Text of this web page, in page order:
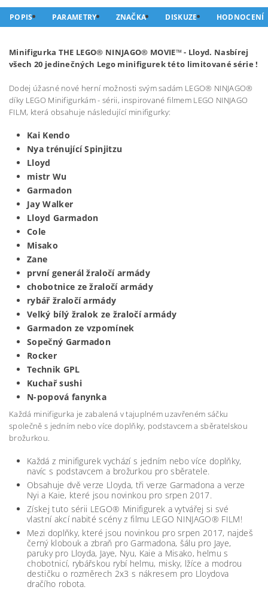
POPIS PARAMETRY ZNAČKA DISKUZE HODNOCENÍ
Minifigurka THE LEGO® NINJAGO® MOVIE™ - Lloyd. Nasbírej
všech 20 jedinečných Lego minifigurek této limitované série !
Dodej úžasné nové herní možnosti svým sadám LEGO® NINJAGO®
díky LEGO Minifigurkám - sérii, inspirované filmem LEGO NINJAGO
FILM, která obsahuje následující minifigurky:
Kai Kendo
Nya trénující Spinjitzu
Lloyd
mistr Wu
Garmadon
Jay Walker
Lloyd Garmadon
Cole
Misako
Zane
první generál žraločí armády
chobotnice ze žraločí armády
rybář žraločí armády
Velký bílý žralok ze žraločí armády
Garmadon ze vzpomínek
Sopečný Garmadon
Rocker
Technik GPL
Kuchař sushi
N-popová fanynka
Každá minifigurka je zabalená v tajuplném uzavřeném sáčku
společně s jedním nebo více doplňky, podstavcem a sběratelskou
brožurkou.
Každá z minifigurek vychází s jedním nebo více doplňky,
navíc s podstavcem a brožurkou pro sběratele.
Obsahuje dvě verze Lloyda, tři verze Garmadona a verze
Nyi a Kaie, které jsou novinkou pro srpen 2017.
Získej tuto sérii LEGO® Minifigurek a vytvářej si své
vlastní akcí nabité scény z filmu LEGO NINJAGO® FILM!
Mezi doplňky, které jsou novinkou pro srpen 2017, najdeš
černý klobouk a zbraň pro Garmadona, šálu pro Jaye,
paruky pro Lloyda, Jaye, Nyu, Kaie a Misako, helmu s
chobotnicí, rybářskou rybí helmu, misky, lžíce a modrou
destičku o rozměrech 2x3 s nákresem pro Lloydova
dračího robota.